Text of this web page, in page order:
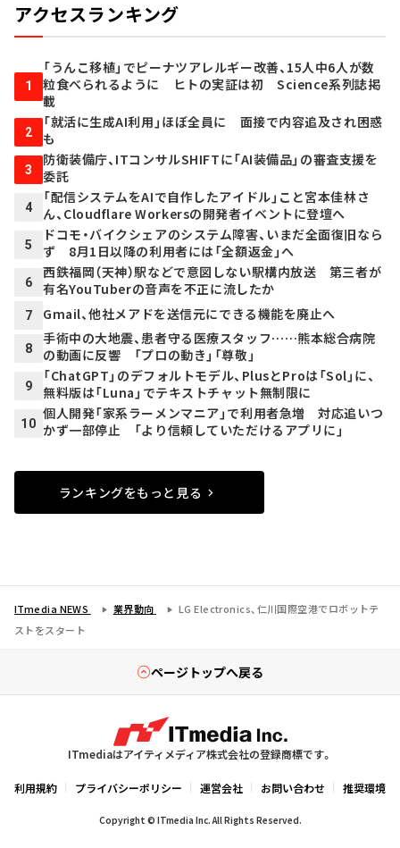
アクセスランキング
1
「うんこ移植」でピーナツアレルギー改善、15人中6人が数
粒食べられるように ヒトの実証は初 Science系列誌掲
載
2
「就活に生成AI利用」ほぼ全員に 面接で内容追及され困惑
も
3
防衛装備庁、ITコンサルSHIFTに「AI装備品」の審査支援を
委託
4
「配信システムをAIで自作したアイドル」こと宮本佳林さ
ん、Cloudflare Workersの開発者イベントに登壇へ
5
ドコモ・バイクシェアのシステム障害、いまだ全面復旧なら
ず 8月1日以降の利用者には「全額返金」へ
6
西鉄福岡（天神）駅などで意図しない駅構内放送 第三者が
有名YouTuberの音声を不正に流したか
7 Gmail、他社メアドを送信元にできる機能を廃止へ
8
手術中の大地震、患者守る医療スタッフ……熊本総合病院
の動画に反響 「プロの動き」「尊敬」
9
「ChatGPT」のデフォルトモデル、PlusとProは「Sol」に、
無料版は「Luna」でテキストチャット無制限に
10
個人開発「家系ラーメンマニア」で利用者急増 対応追いつ
かず一部停止 「より信頼していただけるアプリに」
ランキングをもっと見る
ITmedia NEWS 業界動向
LG Electronics、仁川国際空港でロボットテ
ストをスタート
ページトップへ戻る
ITmediaはアイティメディア株式会社の登録商標です。
利用規約 プライバシーポリシー 運営会社 お問い合わせ 推奨環境
Copyright © ITmedia Inc. All Rights Reserved.